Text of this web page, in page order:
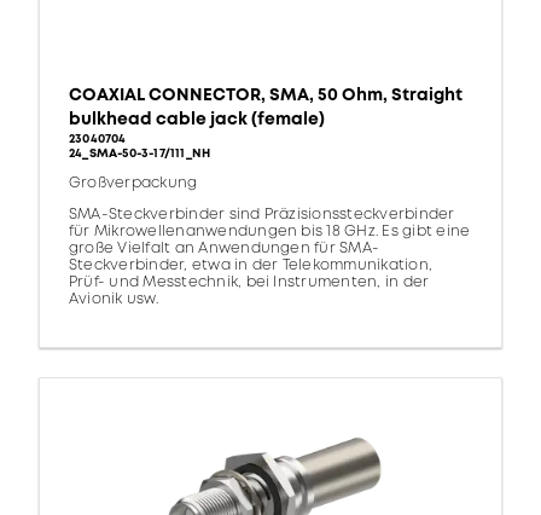
COAXIAL CONNECTOR, SMA, 50 Ohm, Straight
bulkhead cable jack (female)
23040704
24_SMA-50-3-17/111_NH
Großverpackung
SMA-Steckverbinder sind Präzisionssteckverbinder
für Mikrowellenanwendungen bis 18 GHz. Es gibt eine
große Vielfalt an Anwendungen für SMA-
Steckverbinder, etwa in der Telekommunikation,
Prüf- und Messtechnik, bei Instrumenten, in der
Avionik usw.